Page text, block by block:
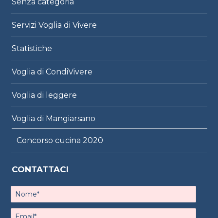
Senza categoria
Servizi Voglia di Vivere
Statistiche
Voglia di CondiVivere
Voglia di leggere
Voglia di Mangiarsano
Concorso cucina 2020
CONTATTACI